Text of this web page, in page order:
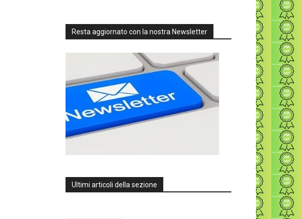
Resta aggiornato con la nostra Newsletter
Ultimi articoli della sezione